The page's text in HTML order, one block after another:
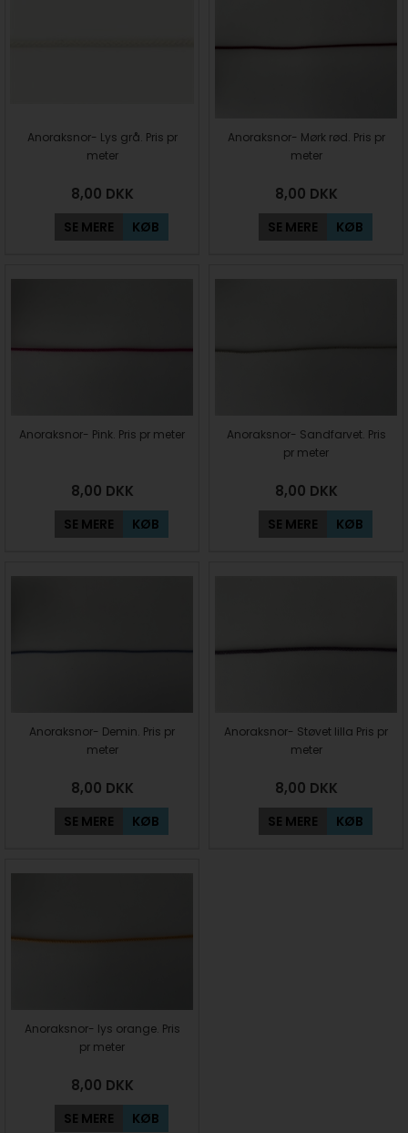
Anoraksnor- Lys grå. Pris pr
meter
8,00 DKK
SE MERE KØB
Anoraksnor- Mørk rød. Pris pr
meter
8,00 DKK
SE MERE KØB
Anoraksnor- Pink. Pris pr meter
8,00 DKK
SE MERE KØB
Anoraksnor- Sandfarvet. Pris
pr meter
8,00 DKK
SE MERE KØB
Anoraksnor- Demin. Pris pr
meter
8,00 DKK
SE MERE KØB
Anoraksnor- Støvet lilla Pris pr
meter
8,00 DKK
SE MERE KØB
Anoraksnor- lys orange. Pris
pr meter
8,00 DKK
SE MERE KØB